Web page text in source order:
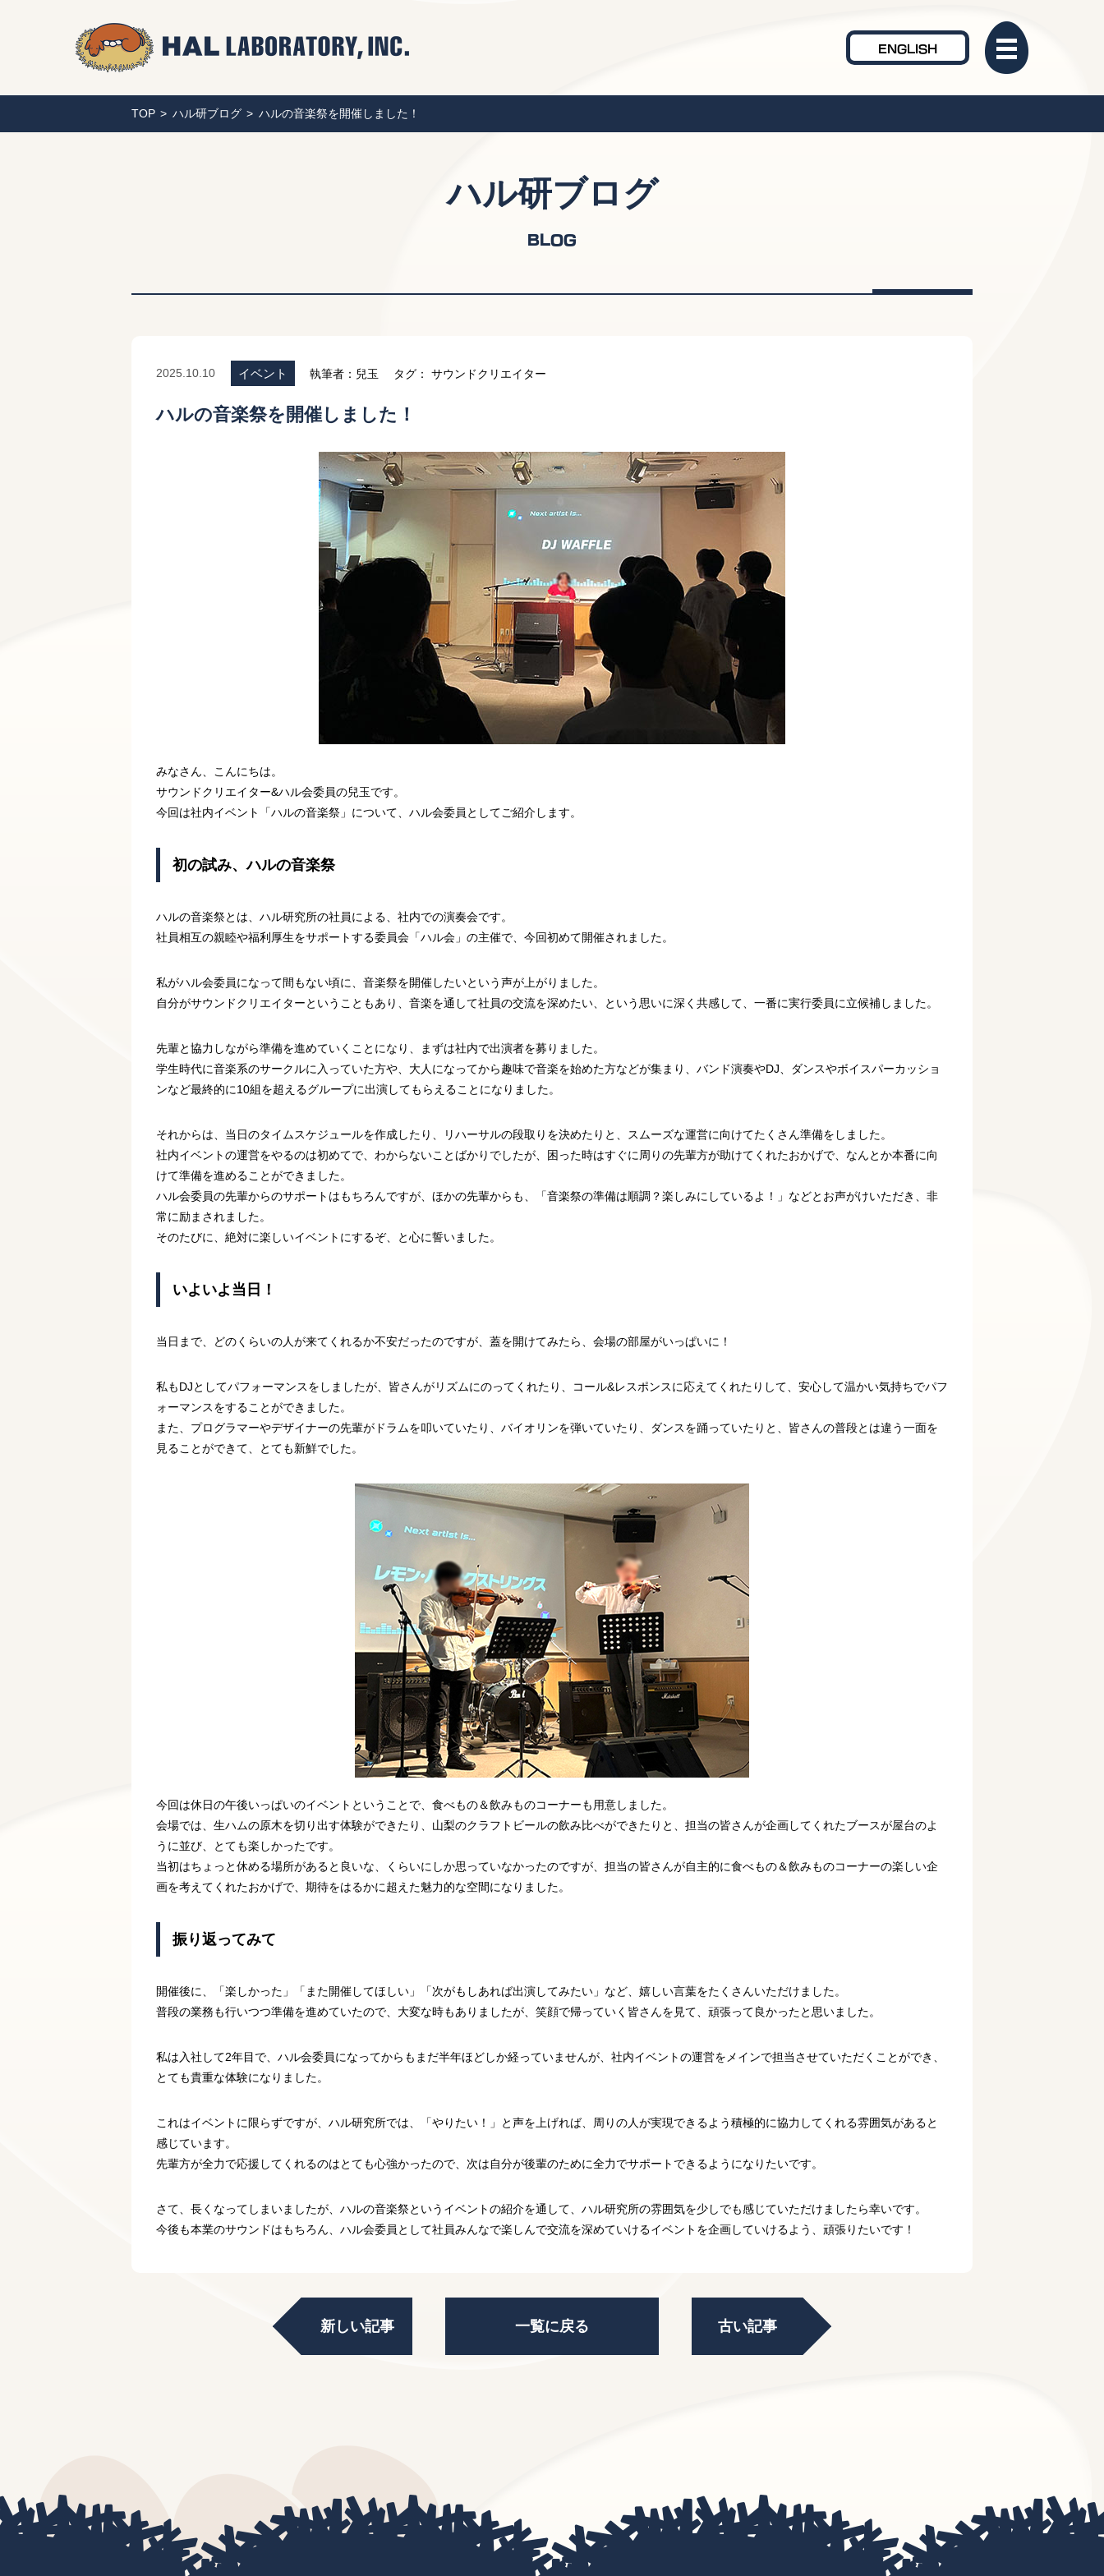
ENGLISH
TOP ハル研ブログ ハルの音楽祭を開催しました！
ハル研ブログ
BLOG
2025.10.10 イベント 執筆者：兒玉 タグ： サウンドクリエイター
ハルの音楽祭を開催しました！
みなさん、こんにちは。
サウンドクリエイター&ハル会委員の兒玉です。
今回は社内イベント「ハルの音楽祭」について、ハル会委員としてご紹介します。
初の試み、ハルの音楽祭
ハルの音楽祭とは、ハル研究所の社員による、社内での演奏会です。
社員相互の親睦や福利厚生をサポートする委員会「ハル会」の主催で、今回初めて開催されました。
私がハル会委員になって間もない頃に、音楽祭を開催したいという声が上がりました。
自分がサウンドクリエイターということもあり、音楽を通して社員の交流を深めたい、という思いに深く共感して、一番に実行委員に立候補しました。
先輩と協力しながら準備を進めていくことになり、まずは社内で出演者を募りました。
学生時代に音楽系のサークルに入っていた方や、大人になってから趣味で音楽を始めた方などが集まり、バンド演奏やDJ、ダンスやボイスパーカッショ
ンなど最終的に10組を超えるグループに出演してもらえることになりました。
それからは、当日のタイムスケジュールを作成したり、リハーサルの段取りを決めたりと、スムーズな運営に向けてたくさん準備をしました。
社内イベントの運営をやるのは初めてで、わからないことばかりでしたが、困った時はすぐに周りの先輩方が助けてくれたおかげで、なんとか本番に向
けて準備を進めることができました。
ハル会委員の先輩からのサポートはもちろんですが、ほかの先輩からも、「音楽祭の準備は順調？楽しみにしているよ！」などとお声がけいただき、非
常に励まされました。
そのたびに、絶対に楽しいイベントにするぞ、と心に誓いました。
いよいよ当日！
当日まで、どのくらいの人が来てくれるか不安だったのですが、蓋を開けてみたら、会場の部屋がいっぱいに！
私もDJとしてパフォーマンスをしましたが、皆さんがリズムにのってくれたり、コール&レスポンスに応えてくれたりして、安心して温かい気持ちでパフ
ォーマンスをすることができました。
また、プログラマーやデザイナーの先輩がドラムを叩いていたり、バイオリンを弾いていたり、ダンスを踊っていたりと、皆さんの普段とは違う一面を
見ることができて、とても新鮮でした。
今回は休日の午後いっぱいのイベントということで、食べもの＆飲みものコーナーも用意しました。
会場では、生ハムの原木を切り出す体験ができたり、山梨のクラフトビールの飲み比べができたりと、担当の皆さんが企画してくれたブースが屋台のよ
うに並び、とても楽しかったです。
当初はちょっと休める場所があると良いな、くらいにしか思っていなかったのですが、担当の皆さんが自主的に食べもの＆飲みものコーナーの楽しい企
画を考えてくれたおかげで、期待をはるかに超えた魅力的な空間になりました。
振り返ってみて
開催後に、「楽しかった」「また開催してほしい」「次がもしあれば出演してみたい」など、嬉しい言葉をたくさんいただけました。
普段の業務も行いつつ準備を進めていたので、大変な時もありましたが、笑顔で帰っていく皆さんを見て、頑張って良かったと思いました。
私は入社して2年目で、ハル会委員になってからもまだ半年ほどしか経っていませんが、社内イベントの運営をメインで担当させていただくことができ、
とても貴重な体験になりました。
これはイベントに限らずですが、ハル研究所では、「やりたい！」と声を上げれば、周りの人が実現できるよう積極的に協力してくれる雰囲気があると
感じています。
先輩方が全力で応援してくれるのはとても心強かったので、次は自分が後輩のために全力でサポートできるようになりたいです。
さて、長くなってしまいましたが、ハルの音楽祭というイベントの紹介を通して、ハル研究所の雰囲気を少しでも感じていただけましたら幸いです。
今後も本業のサウンドはもちろん、ハル会委員として社員みんなで楽しんで交流を深めていけるイベントを企画していけるよう、頑張りたいです！
新しい記事 一覧に戻る 古い記事